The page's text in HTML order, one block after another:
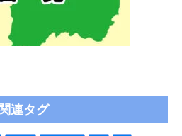
関連タグ